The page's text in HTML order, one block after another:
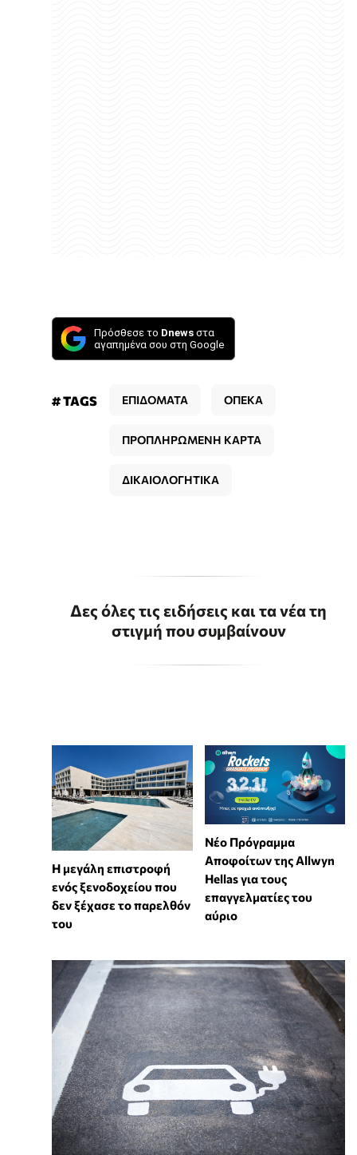
Πρόσθεσε το Dnews στα
αγαπημένα σου στη Google
# TAGS ΕΠΙΔΟΜΑΤΑ ΟΠΕΚΑ
ΠΡΟΠΛΗΡΩΜΕΝΗ ΚΑΡΤΑ
ΔΙΚΑΙΟΛΟΓΗΤΙΚΑ
Δες όλες τις ειδήσεις και τα νέα τη
στιγμή που συμβαίνουν
Η μεγάλη επιστροφή
ενός ξενοδοχείου που
δεν ξέχασε το παρελθόν
του
Νέο Πρόγραμμα
Αποφοίτων της Allwyn
Hellas για τους
επαγγελματίες του
αύριο